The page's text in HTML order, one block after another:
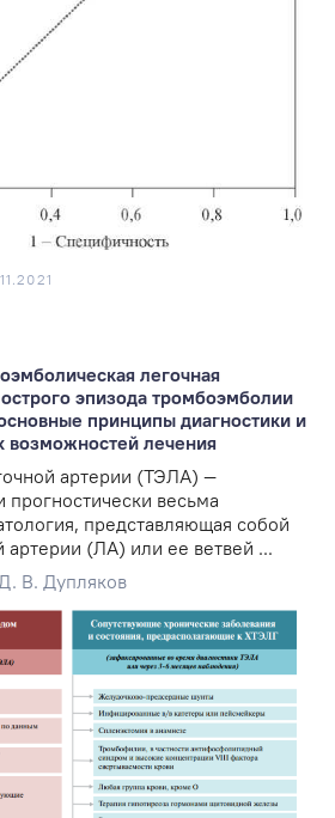
легочная
эпизода тромбоэмболии
принципы диагностики и
возможностей лечения
артерии (ТЭЛА) —
прогностически весьма
представляющая собой
(ЛА) или ее ветвей ...
Д. В. Дупляков